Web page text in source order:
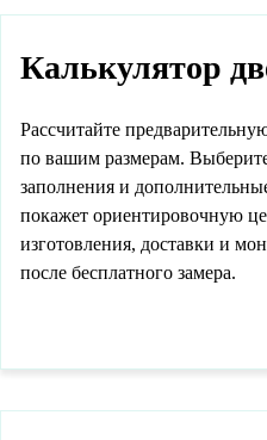
Калькулятор
Рассчитайте
по вашим размерам.
заполнения и
покажет ориентировочную
изготовления, доставки и
после бесплатного замера.